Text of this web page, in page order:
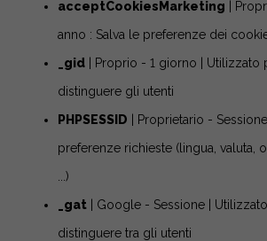
acceptCookiesMarketing |
anno : Salva le preferenze dei
_gid | Proprio - 1 giorno | Utilizzato
distinguere gli utenti
PHPSESSID | Proprietario -
preferenze richieste (lingua, valuta,
...)
_gat | Google - Sessione |
distinguere tra gli utenti